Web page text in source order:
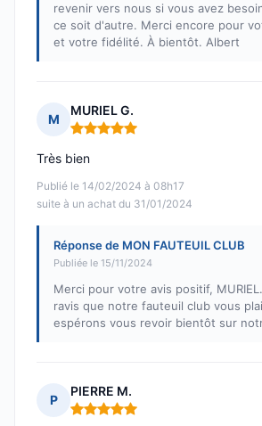
revenir vers nous si vous avez
ce soit d'autre. Merci encore pour
et votre fidélité. À bientôt. Albert
M
MURIEL G.
Note : 5 sur 5
Publié le 14/02/2024 à 08h17
suite à un achat du 31/01/2024
Très bien
Réponse de MON FAUTEUIL CLUB
Publiée le 15/11/2024
Merci pour votre avis positif,
ravis que notre fauteuil club vous
espérons vous revoir bientôt sur
P
PIERRE M.
Note : 5 sur 5